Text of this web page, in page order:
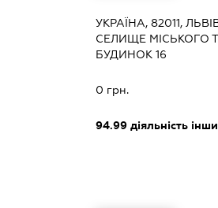
УКРАЇНА, 82011,
СЕЛИЩЕ МІСЬКОГО
БУДИНОК 16
0 грн.
94.99діяльність